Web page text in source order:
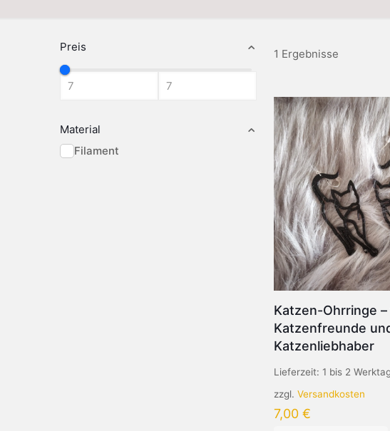
Preis
Material
Filament
1 Ergebnisse
Katzen-Ohrringe
Katzenfreunde
Katzenliebhaber
Lieferzeit: 1 bis 2
zzgl. Versandkosten
7,00 €